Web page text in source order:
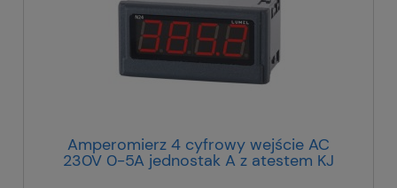
Amperomierz 4 cyfrowy wejście AC
230V 0-5A jednostak A z atestem KJ
N24 Z510300M1